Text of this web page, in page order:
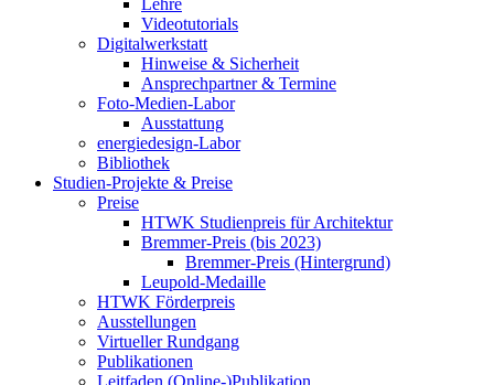
Videotutorials
Digitalwerkstatt
Hinweise & Sicherheit
Ansprechpartner & Termine
Foto-Medien-Labor
Ausstattung
energiedesign-Labor
Bibliothek
Studien-Projekte & Preise
Preise
HTWK Studienpreis für Architektur
Bremmer-Preis (bis 2023)
Bremmer-Preis (Hintergrund)
Leupold-Medaille
HTWK Förderpreis
Ausstellungen
Virtueller Rundgang
Publikationen
Leitfaden (Online-)Publikation